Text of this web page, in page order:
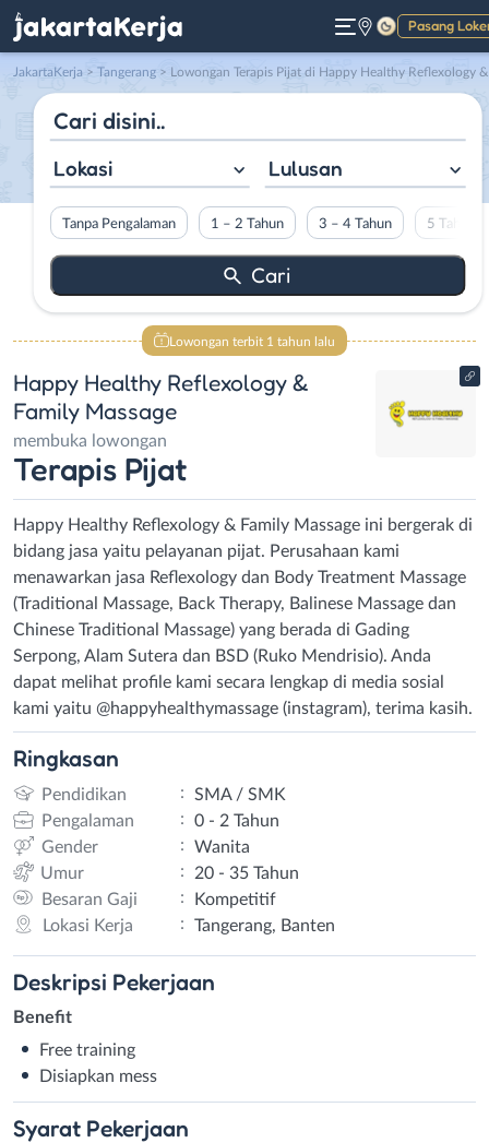
Pasang
Gelap
JakartaKerja > Tangerang > Lowongan Terapis Pijat di Happy Healthy Reflexology & Family
Lokasi Lulusan
Tanpa Pengalaman 1 – 2 Tahun 3 – 4 Tahun 5 Tahun
Lowongan terbit 1 tahun lalu
Happy Healthy Reflexology &
Family Massage
membuka lowongan
Terapis Pijat
Happy Healthy Reflexology & Family Massage ini bergerak di
bidang jasa yaitu pelayanan pijat. Perusahaan kami
menawarkan jasa Reflexology dan Body Treatment Massage
(Traditional Massage, Back Therapy, Balinese Massage dan
Chinese Traditional Massage) yang berada di Gading
Serpong, Alam Sutera dan BSD (Ruko Mendrisio). Anda
dapat melihat profile kami secara lengkap di media sosial
kami yaitu @happyhealthymassage (instagram), terima kasih.
Ringkasan
Pendidikan :
SMA / SMK
Pengalaman
:
0 - 2 Tahun
Gender
:
Wanita
Umur
:
20 - 35 Tahun
Besaran Gaji
:
Kompetitif
Lokasi Kerja
: Tangerang, Banten
Deskripsi Pekerjaan
Benefit
Free training
Disiapkan mess
Syarat Pekerjaan